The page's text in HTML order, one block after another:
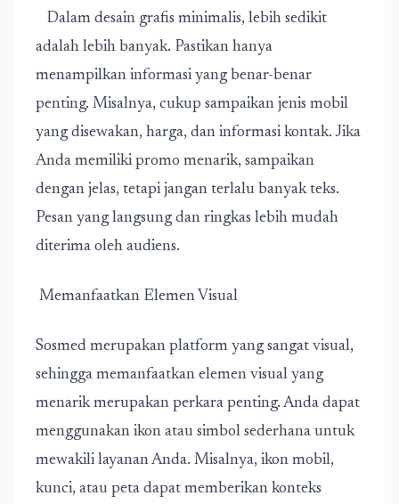
Dalam desain grafis minimalis, lebih sedikit
adalah lebih banyak. Pastikan hanya
menampilkan informasi yang benar-benar
penting. Misalnya, cukup sampaikan jenis mobil
yang disewakan, harga, dan informasi kontak. Jika
Anda memiliki promo menarik, sampaikan
dengan jelas, tetapi jangan terlalu banyak teks.
Pesan yang langsung dan ringkas lebih mudah
diterima oleh audiens.
Memanfaatkan Elemen Visual
Sosmed merupakan platform yang sangat visual,
sehingga memanfaatkan elemen visual yang
menarik merupakan perkara penting. Anda dapat
menggunakan ikon atau simbol sederhana untuk
mewakili layanan Anda. Misalnya, ikon mobil,
kunci, atau peta dapat memberikan konteks